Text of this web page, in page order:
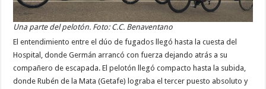
Una parte del pelotón. Foto: C.C. Benaventano
El entendimiento entre el dúo de fugados llegó hasta la cuesta del
Hospital, donde Germán arrancó con fuerza dejando atrás a su
compañero de escapada. El pelotón llegó compacto hasta la subida,
donde Rubén de la Mata (Getafe) lograba el tercer puesto absoluto y